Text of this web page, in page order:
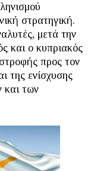
στρατηγική.
μετά την
και ο κυπριακός
προς τον
της ενίσχυσης
και των